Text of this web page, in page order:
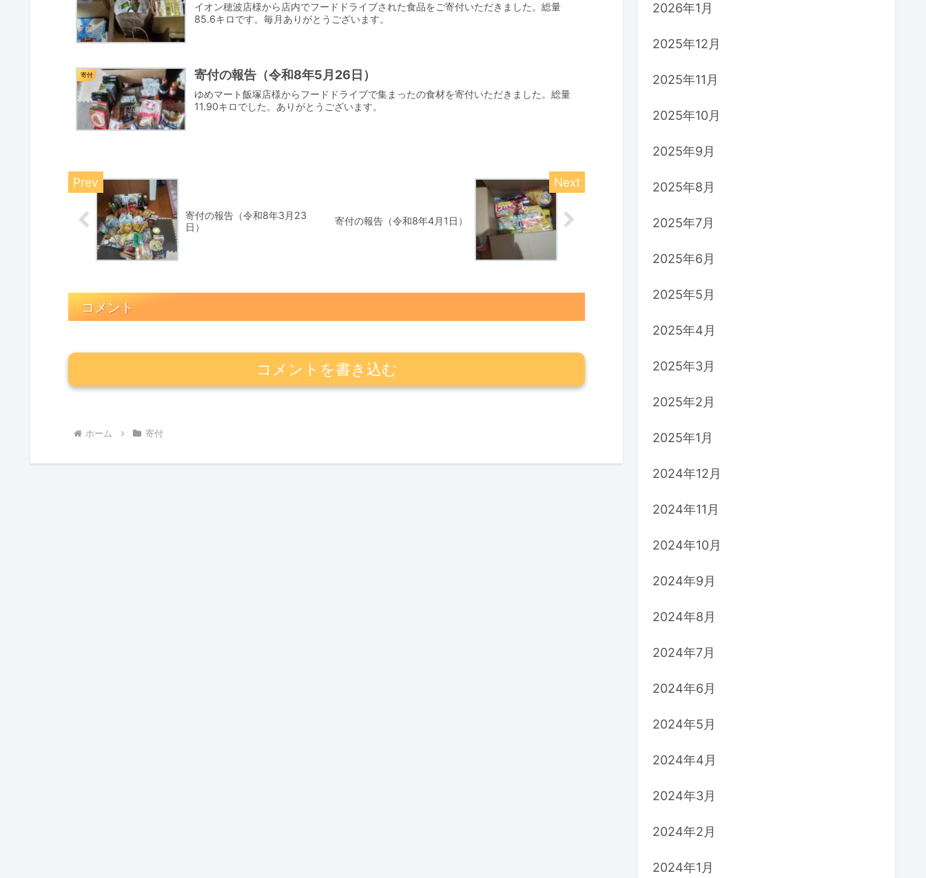
イオン穂波店様から店内でフードドライブされた食品をご寄付いただきました。総量
85.6キロです。毎月ありがとうございます。
寄付 寄付の報告（令和8年5月26日）
ゆめマート飯塚店様からフードドライブで集まったの食材を寄付いただきました。総量
11.90キロでした。ありがとうございます。
寄付の報告（令和8年3月23
日）
寄付の報告（令和8年4月1日）
コメント
コメントを書き込む
ホーム 寄付
2026年1月
2025年12月
2025年11月
2025年10月
2025年9月
2025年8月
2025年7月
2025年6月
2025年5月
2025年4月
2025年3月
2025年2月
2025年1月
2024年12月
2024年11月
2024年10月
2024年9月
2024年8月
2024年7月
2024年6月
2024年5月
2024年4月
2024年3月
2024年2月
2024年1月